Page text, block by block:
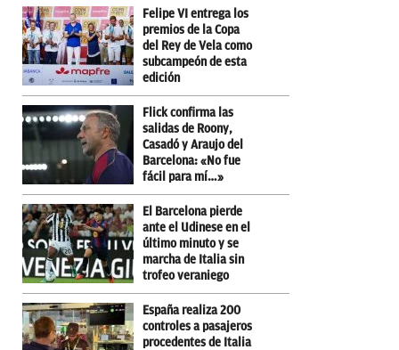
Felipe VI entrega los
premios de la Copa
del Rey de Vela como
subcampeón de esta
edición
Flick confirma las
salidas de Roony,
Casadó y Araujo del
Barcelona: «No fue
fácil para mí…»
El Barcelona pierde
ante el Udinese en el
último minuto y se
marcha de Italia sin
trofeo veraniego
España realiza 200
controles a pasajeros
procedentes de Italia